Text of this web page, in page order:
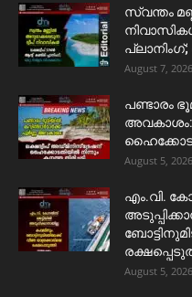
സ്വന്തം
August 7, 2026
പണ്ടാരം
അവകാശം:
August 5, 2026
​എം.വി.
August 5, 2026